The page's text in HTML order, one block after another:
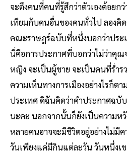
จะดึงคนที่คนที่รู้สึกว่าตัวเองด้อยก
เทียมกับคนอื่นของคนทั่วไป ลองคิ
คณะราษฎร์ฉบับที่หนึ่งบอกว่าประ
นี่คือการประกาศที่บอกว่าไม่ว่าคุณ
หญิง จะเป็นผู้ชาย จะเป็นคนที่ร่ำ
ความเห็นทางการเมืองอย่างไรก็ต
ประเทศ ดิฉันคิดว่าคำประกาศฉ
นะคะ นอกจากนั้นก็ยังเป็นความห
หลายคนอาจจะมีชีวิตอยู่อย่างไม่มีค
วันเพียงแค่มีกินแต่ละวัน วันหนึ่งเ